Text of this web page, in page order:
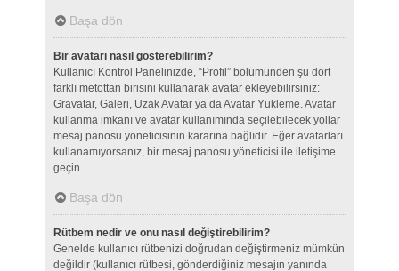
Başa dön
Bir avatarı nasıl gösterebilirim?
Kullanıcı Kontrol Panelinizde, “Profil” bölümünden şu dört
farklı metottan birisini kullanarak avatar ekleyebilirsiniz:
Gravatar, Galeri, Uzak Avatar ya da Avatar Yükleme. Avatar
kullanma imkanı ve avatar kullanımında seçilebilecek yollar
mesaj panosu yöneticisinin kararına bağlıdır. Eğer avatarları
kullanamıyorsanız, bir mesaj panosu yöneticisi ile iletişime
geçin.
Başa dön
Rütbem nedir ve onu nasıl değiştirebilirim?
Genelde kullanıcı rütbenizi doğrudan değiştirmeniz mümkün
değildir (kullanıcı rütbesi, gönderdiğiniz mesajın yanında